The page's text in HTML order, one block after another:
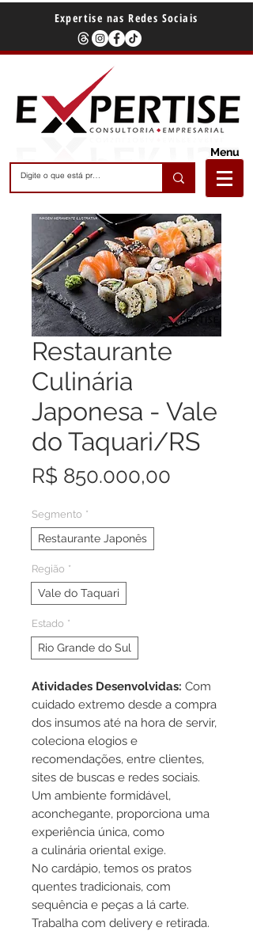
Expertise nas Redes Sociais
Menu
Restaurante
Culinária
Japonesa - Vale
do Taquari/RS
R$ 850.000,00
Segmento *
Restaurante Japonês
Região *
Vale do Taquari
Estado *
Rio Grande do Sul
Atividades Desenvolvidas: Com
cuidado extremo desde a compra
dos insumos até na hora de servir,
coleciona elogios e
recomendações, entre clientes,
sites de buscas e redes sociais.
Um ambiente formidável,
aconchegante, proporciona uma
experiência única, como
a culinária oriental exige.
No cardápio, temos os pratos
quentes tradicionais, com
sequência e peças a lá carte.
Trabalha com delivery e retirada.